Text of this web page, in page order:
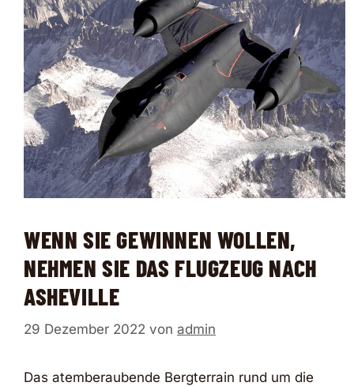
WENN SIE GEWINNEN WOLLEN,
NEHMEN SIE DAS FLUGZEUG NACH
ASHEVILLE
29 Dezember 2022 von admin
Das atemberaubende Bergterrain rund um die